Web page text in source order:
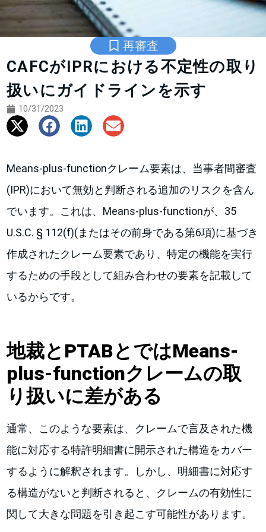
再審査
CAFCがIPRにおける不定性の取り
扱いにガイドラインを示す
10/31/2023
Means-plus-functionクレーム要素は、当事者間審査
(IPR)において無効と判断される追加のリスクを含ん
でいます。これは、Means-plus-functionが、35
U.S.C. § 112(f)(またはその前身である第6項)に基づき
作成されたクレーム要素であり、特定の機能を実行
するための手段として組み合わせの要素を記載して
いるからです。
地裁とPTABとではMeans-
plus-functionクレームの取
り扱いに差がある
通常、このような要素は、クレームで言及された機
能に対応する特許明細書に開示された構造をカバー
するように解釈されます。しかし、明細書に対応す
る構造がないと判断されると、クレームの有効性に
関して大きな問題を引き起こす可能性があります。